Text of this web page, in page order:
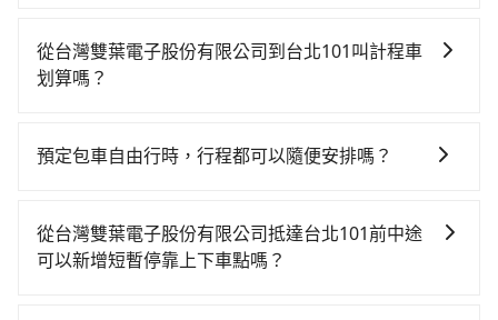
21分鐘。抵達高鐵站後，步行進站、現場購票並於月台
排隊的時間約20分鐘，再乘坐94~134分鐘（平均114
小黃後約花30分鐘、車費300元後，抵達台北101 (台北
元。但如果全程使用tripool並到府專車接送，則每人平
均花費約1,440元，費時3小時36分鐘。長距離移動確實
在車上休息，那在台灣雙葉電子股份有限公司所在的高
雄市楠梓區有約5間租車車行，比方說中美國際聯合、陸
$1,500，九人座如Hyundai Starex或Volkswagen T5，
計多數租車合約上都會載明每日里程限定200~400公
里，超過還會額外加收100~2,000元不等的費用。由於
從台灣雙葉電子股份有限公司到台北101叫計程車
划算嗎？
灣大車隊、Uber、Line Taxi、Yoxi等，如果在路邊攔不
價格約為6,995~8,400元間，但如改預約tripool可省高
達$2,600。綜合以上，無論在價格或服務品質上，
預定包車自由行時，行程都可以隨便安排嗎？
沒有到達海拔1500公里以上的山區，行程都是可以依照
您的需求安排的。
從台灣雙葉電子股份有限公司抵達台北101前中途
可以新增短暫停靠上下車點嗎？